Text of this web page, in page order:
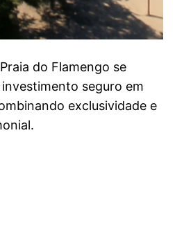
do Flamengo se
seguro em
exclusividade e